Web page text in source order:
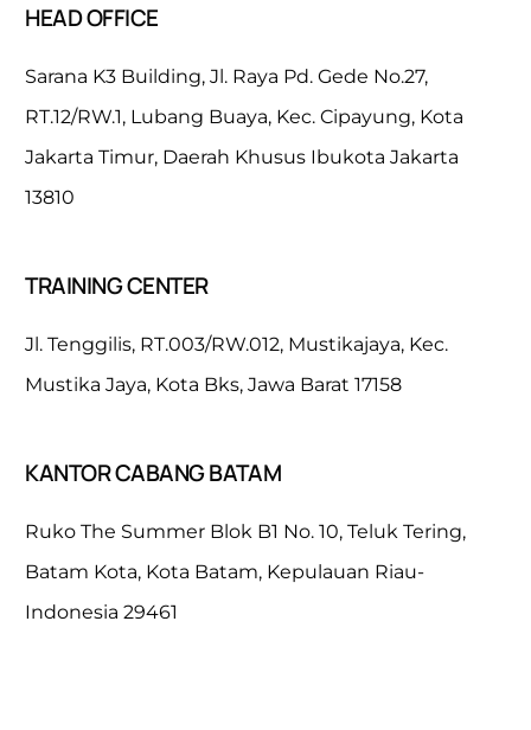
HEAD OFFICE
Sarana K3 Building, Jl. Raya Pd. Gede No.27,
RT.12/RW.1, Lubang Buaya, Kec. Cipayung, Kota
Jakarta Timur, Daerah Khusus Ibukota Jakarta
13810
TRAINING CENTER
Jl. Tenggilis, RT.003/RW.012, Mustikajaya, Kec.
Mustika Jaya, Kota Bks, Jawa Barat 17158
KANTOR CABANG BATAM
Ruko The Summer Blok B1 No. 10, Teluk Tering,
Batam Kota, Kota Batam, Kepulauan Riau-
Indonesia 29461